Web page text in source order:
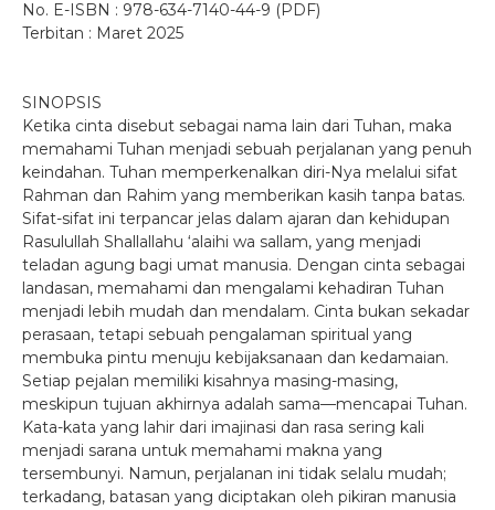
No. E-ISBN : 978-634-7140-44-9 (PDF)
Terbitan : Maret 2025
SINOPSIS
Ketika cinta disebut sebagai nama lain dari Tuhan, maka
memahami Tuhan menjadi sebuah perjalanan yang penuh
keindahan. Tuhan memperkenalkan diri-Nya melalui sifat
Rahman dan Rahim yang memberikan kasih tanpa batas.
Sifat-sifat ini terpancar jelas dalam ajaran dan kehidupan
Rasulullah Shallallahu ‘alaihi wa sallam, yang menjadi
teladan agung bagi umat manusia. Dengan cinta sebagai
landasan, memahami dan mengalami kehadiran Tuhan
menjadi lebih mudah dan mendalam. Cinta bukan sekadar
perasaan, tetapi sebuah pengalaman spiritual yang
membuka pintu menuju kebijaksanaan dan kedamaian.
Setiap pejalan memiliki kisahnya masing-masing,
meskipun tujuan akhirnya adalah sama—mencapai Tuhan.
Kata-kata yang lahir dari imajinasi dan rasa sering kali
menjadi sarana untuk memahami makna yang
tersembunyi. Namun, perjalanan ini tidak selalu mudah;
terkadang, batasan yang diciptakan oleh pikiran manusia